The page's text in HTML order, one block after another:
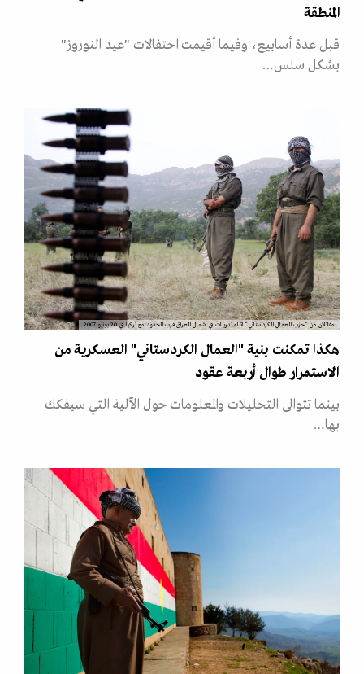
المنطقة
قبل عدة أسابيع، وفيما أقيمت احتفالات "عيد النوروز"
بشكل سلس…
مقاتلان من "حزب العمال الكردستاني" اثناء تدريبات في شمال العراق قرب الحدود مع تركيا في 20 يونيو 2007
هكذا تمكنت بنية "العمال الكردستاني" العسكرية من
الاستمرار طوال أربعة عقود
بينما تتوالى التحليلات والمعلومات حول الآلية التي سيفكك
بها…